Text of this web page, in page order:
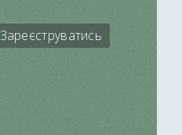
Зареєструватись